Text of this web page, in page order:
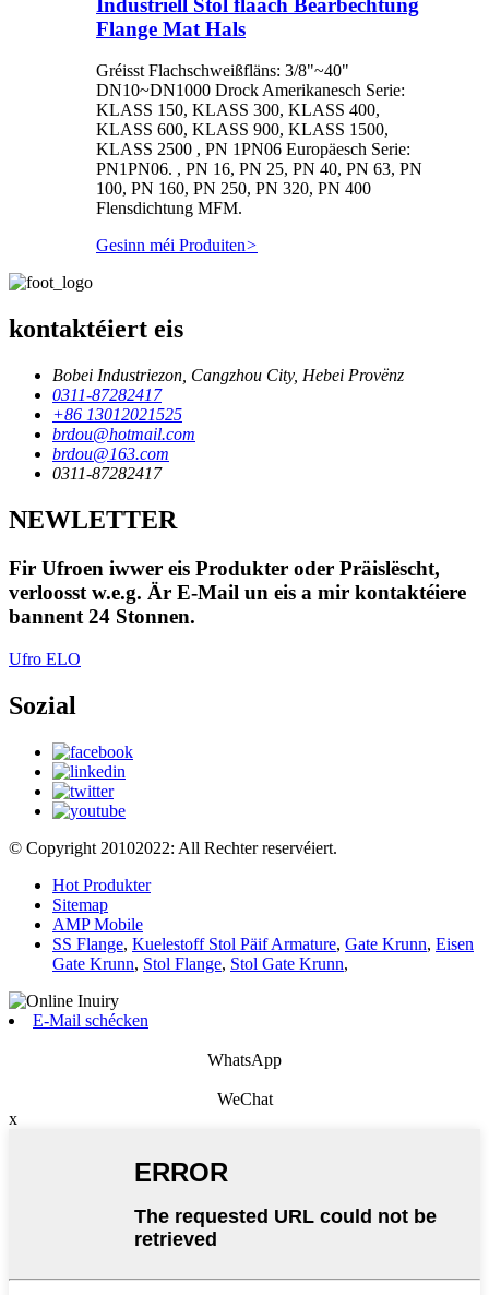
Flange Mat Hals
Gréisst Flachschweißfläns: 3/8"~40"
DN10~DN1000 Drock Amerikanesch Serie:
KLASS 150, KLASS 300, KLASS 400,
KLASS 600, KLASS 900, KLASS 1500,
KLASS 2500 , PN 1PN06 Europäesch Serie:
PN1PN06. , PN 16, PN 25, PN 40, PN 63, PN
100, PN 160, PN 250, PN 320, PN 400
Flensdichtung MFM.
Gesinn méi Produiten>
kontaktéiert eis
Bobei Industriezon, Cangzhou City, Hebei Provënz
0311-87282417
+86 13012021525
brdou@hotmail.com
brdou@163.com
0311-87282417
NEWLETTER
Fir Ufroen iwwer eis Produkter oder Präislëscht,
verloosst w.e.g. Är E-Mail un eis a mir kontaktéiere
bannent 24 Stonnen.
Ufro ELO
Sozial
© Copyright 20102022: All Rechter reservéiert.
Hot Produkter
Sitemap
AMP Mobile
SS Flange, Kuelestoff Stol Päif Armature, Gate Krunn, Eisen
Gate Krunn, Stol Flange, Stol Gate Krunn,
E-Mail schécken
WhatsApp
WeChat
x